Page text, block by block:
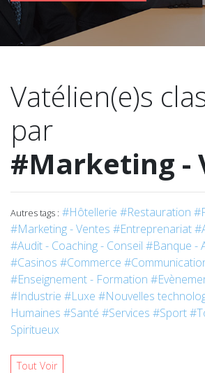
Vatélien(e)s
par
#Marketing -
Autres tags : #Hôtellerie #Restauration
#Marketing - Ventes #Entreprenariat
#Audit - Coaching - Conseil #Banque -
#Casinos #Commerce
#Enseignement - Formation
#Industrie #Luxe #Nouvelles
Humaines #Santé #Services #Sport
Spiritueux
Tout Voir